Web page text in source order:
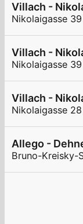
Villach -
Nikolaigasse 39
Villach -
Nikolaigasse 39
Villach -
Nikolaigasse 28
Allego -
Bruno-Kreisky-